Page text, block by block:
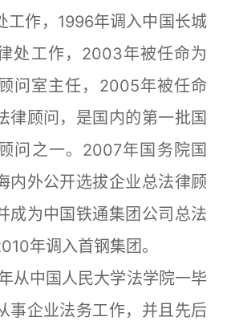
工作，1996年调入中国长城
处工作，2003年被任命为
问室主任，2005年被任命
律顾问，是国内的第一批国
问之一。2007年国务院国
内外公开选拔企业总法律顾
成为中国铁通集团公司总法
年调入首钢集团。
中国人民大学法学院一毕
事企业法务工作，并且先后